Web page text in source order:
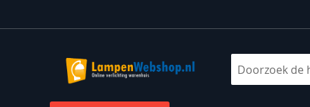
naar
inhoud